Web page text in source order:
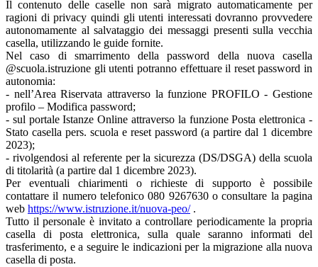
Il contenuto delle caselle non sarà migrato automaticamente per
ragioni di privacy quindi gli utenti interessati dovranno provvedere
autonomamente al salvataggio dei messaggi presenti sulla vecchia
casella, utilizzando le guide fornite.
Nel caso di smarrimento della password della nuova casella
@scuola.istruzione gli utenti potranno effettuare il reset password in
autonomia:
- nell’Area Riservata attraverso la funzione PROFILO - Gestione
profilo – Modifica password;
- sul portale Istanze Online attraverso la funzione Posta elettronica -
Stato casella pers. scuola e reset password (a partire dal 1 dicembre
2023);
- rivolgendosi al referente per la sicurezza (DS/DSGA) della scuola
di titolarità (a partire dal 1 dicembre 2023).
Per eventuali chiarimenti o richieste di supporto è possibile
contattare il numero telefonico 080 9267630 o consultare la pagina
web https://www.istruzione.it/nuova-peo/.
Tutto il personale è invitato a controllare periodicamente la propria
casella di posta elettronica, sulla quale saranno informati del
trasferimento, e a seguire le indicazioni per la migrazione alla nuova
casella di posta.